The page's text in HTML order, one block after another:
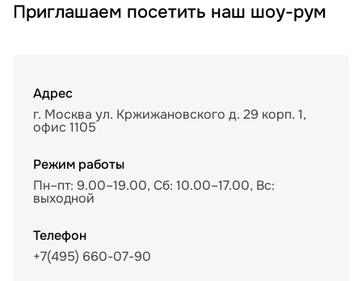
Приглашаем посетить наш шоу-рум
Адрес
г. Москва ул. Кржижановского д. 29 корп. 1,
офис 1105
Режим работы
Пн–пт: 9.00–19.00, Сб: 10.00–17.00, Вс:
выходной
Телефон
+7(495) 660-07-90